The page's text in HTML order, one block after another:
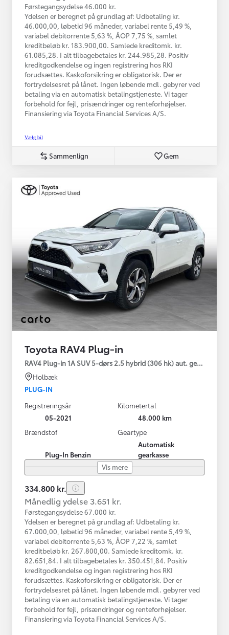
Førstegangsydelse 46.000 kr.
Ydelsen er beregnet på grundlag af: Udbetaling kr.
46.000,00, løbetid 96 måneder, variabel rente 5,49 %,
variabel debitorrente 5,63 %, ÅOP 7,75 %, samlet
kreditbeløb kr. 183.900,00. Samlede kreditomk. kr.
61.085,28. I alt tilbagebetales kr. 244.985,28. Positiv
kreditgodkendelse og ingen registrering hos RKI
forudsættes. Kaskoforsikring er obligatorisk. Der er
fortrydelsesret på lånet. Ingen løbende mdl. gebyrer ved
betaling via en automatisk betalingstjeneste. Vi tager
forbehold for fejl, prisændringer og renteforhøjelser.
Finansiering via Toyota Financial Services A/S.
Vælg bil
Sammenlign Gem
Toyota RAV4 Plug-in
RAV4 Plug-in 1A SUV 5-dørs 2.5 hybrid (306 hk) aut. gear AWD-i
Holbæk
PLUG-IN
Registreringsår
05-2021
Kilometertal
48.000 km
Brændstof
Plug-In Benzin
Geartype
Automatisk
gearkasse
Vis mere
334.800 kr.
Månedlig ydelse 3.651 kr.
Førstegangsydelse 67.000 kr.
Ydelsen er beregnet på grundlag af: Udbetaling kr.
67.000,00, løbetid 96 måneder, variabel rente 5,49 %,
variabel debitorrente 5,63 %, ÅOP 7,22 %, samlet
kreditbeløb kr. 267.800,00. Samlede kreditomk. kr.
82.651,84. I alt tilbagebetales kr. 350.451,84. Positiv
kreditgodkendelse og ingen registrering hos RKI
forudsættes. Kaskoforsikring er obligatorisk. Der er
fortrydelsesret på lånet. Ingen løbende mdl. gebyrer ved
betaling via en automatisk betalingstjeneste. Vi tager
forbehold for fejl, prisændringer og renteforhøjelser.
Finansiering via Toyota Financial Services A/S.